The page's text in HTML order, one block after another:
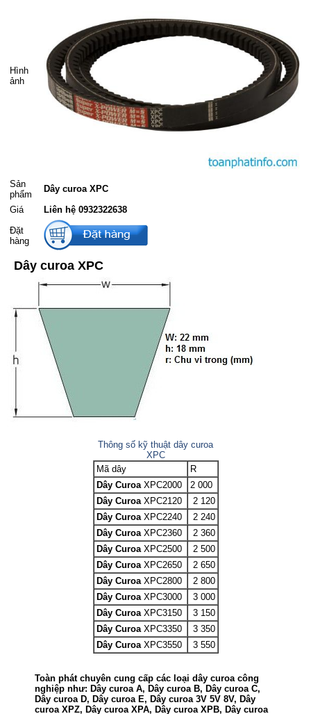
Hình
ảnh
Sản
phẩm
Dây curoa XPC
Giá
Liên hệ 0932322638
Đặt
hàng
Dây curoa XPC
Thông số kỹ thuật dây curoa
XPC
Mã dây
R
Dây Curoa XPC2000
2 000
Dây Curoa XPC2120
2 120
Dây Curoa XPC2240
2 240
Dây Curoa XPC2360
2 360
Dây Curoa XPC2500
2 500
Dây Curoa XPC2650
2 650
Dây Curoa XPC2800
2 800
Dây Curoa XPC3000
3 000
Dây Curoa XPC3150
3 150
Dây Curoa XPC3350
3 350
Dây Curoa XPC3550 3 550
Toàn phát chuyên cung cấp các loại dây curoa công
nghiệp như: Dây curoa A, Dây curoa B, Dây curoa C,
Dây curoa D, Dây curoa E, Dây curoa 3V 5V 8V, Dây
curoa XPZ, Dây curoa XPA, Dây curoa XPB, Dây curoa